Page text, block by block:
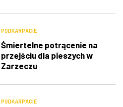
PODKARPACIE
Śmiertelne potrącenie na
przejściu dla pieszych w
Zarzeczu
PODKARPACIE